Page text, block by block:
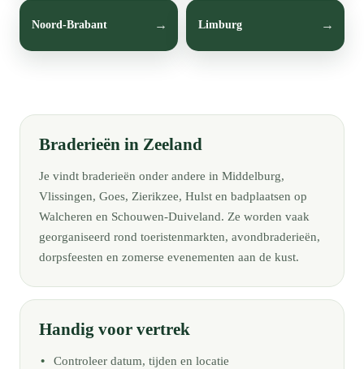
Noord-Brabant Limburg
Braderieën in Zeeland
Je vindt braderieën onder andere in Middelburg,
Vlissingen, Goes, Zierikzee, Hulst en badplaatsen op
Walcheren en Schouwen-Duiveland. Ze worden vaak
georganiseerd rond toeristenmarkten, avondbraderieën,
dorpsfeesten en zomerse evenementen aan de kust.
Handig voor vertrek
Controleer datum, tijden en locatie